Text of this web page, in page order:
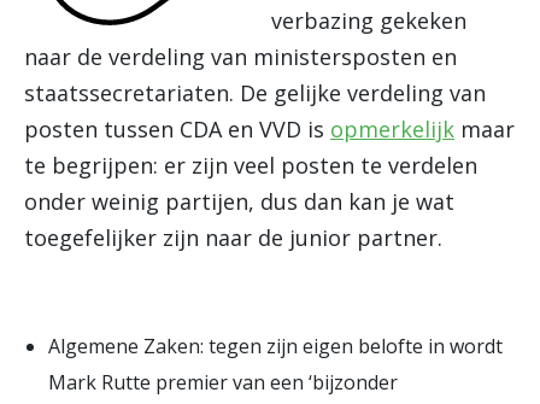
verbazing gekeken
naar de verdeling van ministersposten en
staatssecretariaten. De gelijke verdeling van
posten tussen CDA en VVD is opmerkelijk maar
te begrijpen: er zijn veel posten te verdelen
onder weinig partijen, dus dan kan je wat
toegefelijker zijn naar de junior partner.
Algemene Zaken: tegen zijn eigen belofte in wordt
Mark Rutte premier van een ‘bijzonder